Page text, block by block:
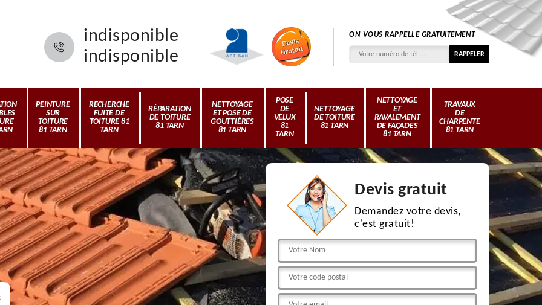
indisponible
indisponible
ON VOUS RAPPELLE GRATUITEMENT
PEINTURE
SUR
TOITURE
81 TARN
RECHERCHE
FUITE DE
TOITURE 81
TARN
RÉPARATION
DE TOITURE
81 TARN
NETTOYAGE
ET POSE DE
GOUTTIÈRES
81 TARN
POSE
DE
VELUX
81
TARN
NETTOYAGE
DE TOITURE
81 TARN
NETTOYAGE
ET
RAVALEMENT
DE FAÇADES
81 TARN
TRAVAUX
DE
CHARPENTE
81 TARN
Devis gratuit
Demandez votre devis,
c'est gratuit!